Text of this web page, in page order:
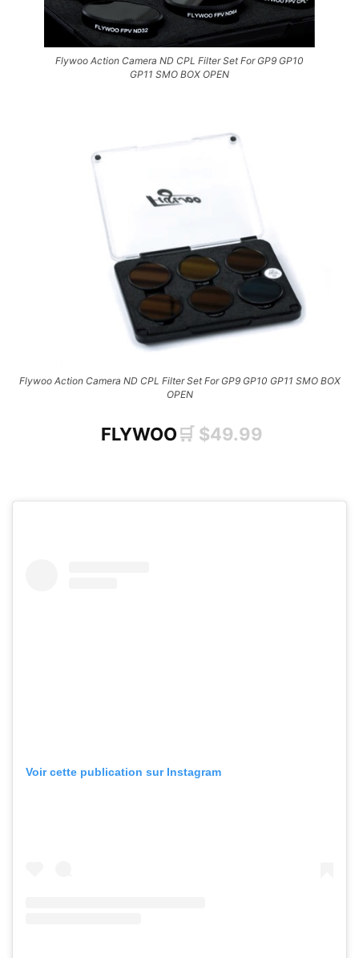
Flywoo Action Camera ND CPL Filter Set For GP9 GP10
GP11 SMO BOX OPEN
Flywoo Action Camera ND CPL Filter Set For GP9 GP10 GP11 SMO BOX
OPEN
FLYWOO🛒 $49.99
Voir cette publication sur Instagram